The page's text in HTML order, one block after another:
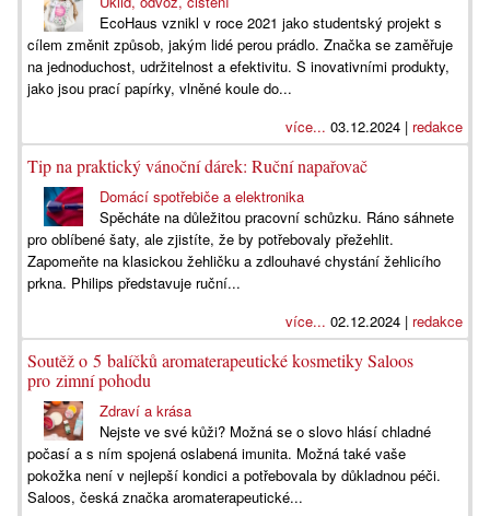
EcoHaus vznikl v roce 2021 jako studentský projekt s
cílem změnit způsob, jakým lidé perou prádlo. Značka se zaměřuje
na jednoduchost, udržitelnost a efektivitu. S inovativními produkty,
jako jsou prací papírky, vlněné koule do...
více... 03.12.2024 | redakce
Tip na praktický vánoční dárek: Ruční napařovač
Domácí spotřebiče a elektronika
Spěcháte na důležitou pracovní schůzku. Ráno sáhnete
pro oblíbené šaty, ale zjistíte, že by potřebovaly přežehlit.
Zapomeňte na klasickou žehličku a zdlouhavé chystání žehlicího
prkna. Philips představuje ruční...
více... 02.12.2024 | redakce
Soutěž o 5 balíčků aromaterapeutické kosmetiky Saloos
pro zimní pohodu
Zdraví a krása
Nejste ve své kůži? Možná se o slovo hlásí chladné
počasí a s ním spojená oslabená imunita. Možná také vaše
pokožka není v nejlepší kondici a potřebovala by důkladnou péči.
Saloos, česká značka aromaterapeutické...